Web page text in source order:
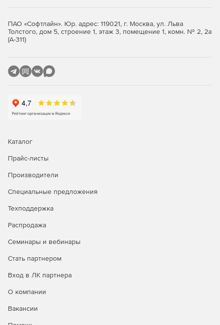
ПАО «Софтлайн». Юр. адрес: 119021, г. Москва, ул. Льва
Толстого, дом 5, строение 1, этаж 3, помещение 1, комн. № 2, 2а
(А-311)
Каталог
Прайс-листы
Производители
Специальные предложения
Техподдержка
Распродажа
Семинары и вебинары
Стать партнером
Вход в ЛК партнера
О компании
Вакансии